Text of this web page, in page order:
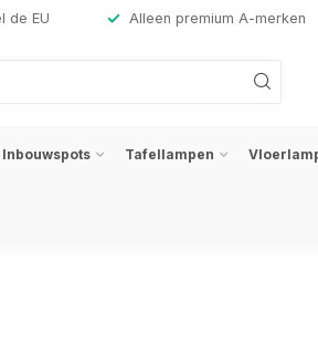
de EU Alleen premium A-merken
Inbouwspots Tafellampen